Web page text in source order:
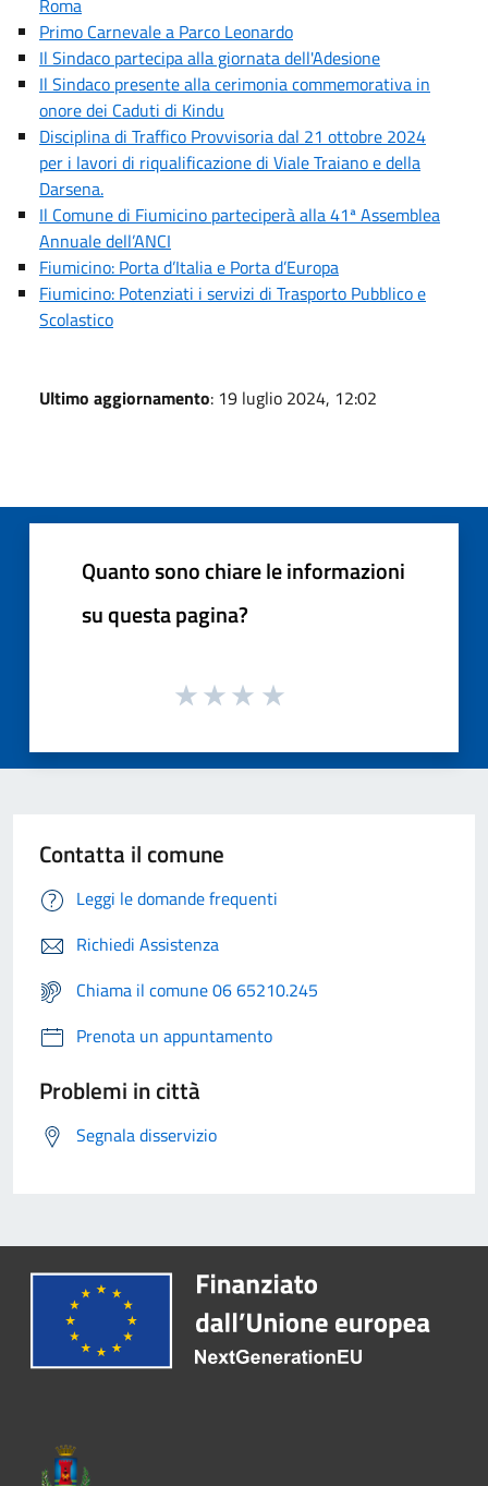
Roma
Primo Carnevale a Parco Leonardo
Il Sindaco partecipa alla giornata dell'Adesione
Il Sindaco presente alla cerimonia commemorativa in
onore dei Caduti di Kindu
Disciplina di Traffico Provvisoria dal 21 ottobre 2024
per i lavori di riqualificazione di Viale Traiano e della
Darsena.
Il Comune di Fiumicino parteciperà alla 41ª Assemblea
Annuale dell’ANCI
Fiumicino: Porta d’Italia e Porta d’Europa
Fiumicino: Potenziati i servizi di Trasporto Pubblico e
Scolastico
Ultimo aggiornamento: 19 luglio 2024, 12:02
Quanto sono chiare le informazioni
su questa pagina?
Contatta il comune
Leggi le domande frequenti
Richiedi Assistenza
Chiama il comune 06 65210.245
Prenota un appuntamento
Problemi in città
Segnala disservizio